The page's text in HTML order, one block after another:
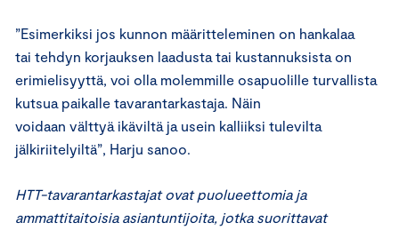
”Esimerkiksi jos kunnon määritteleminen on hankalaa
tai tehdyn korjauksen laadusta tai kustannuksista on
erimielisyyttä, voi olla molemmille osapuolille turvallista
kutsua paikalle tavarantarkastaja. Näin
voidaan välttyä ikäviltä ja usein kalliiksi tulevilta
jälkiriitelyiltä”, Harju sanoo.
HTT-tavarantarkastajat ovat puolueettomia ja
ammattitaitoisia asiantuntijoita, jotka suorittavat